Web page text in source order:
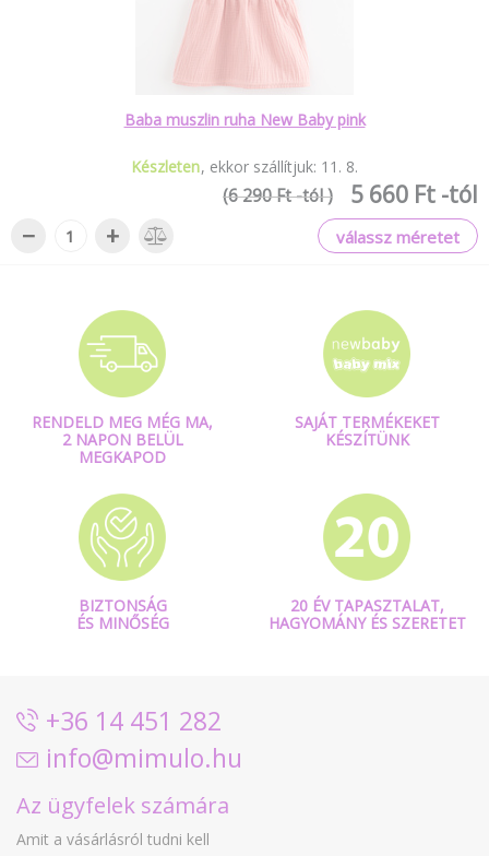
Baba muszlin ruha New Baby pink
Készleten ekkor szállítjuk: 11 . 8.
5 660 Ft -tól
(6 290 Ft -tól )
− + válassz méretet
RENDELD MEG MÉG MA,
2 NAPON BELÜL
MEGKAPOD
SAJÁT TERMÉKEKET
KÉSZÍTÜNK
BIZTONSÁG
ÉS MINŐSÉG
20 ÉV TAPASZTALAT,
HAGYOMÁNY ÉS SZERETET
+36 14 451 282
info@mimulo.hu
Az ügyfelek számára
Amit a vásárlásról tudni kell